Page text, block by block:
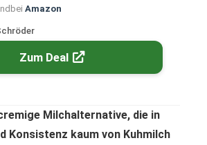
bei Amazon
Zum Deal
Milchalternative, die in
Konsistenz kaum von Kuhmilch